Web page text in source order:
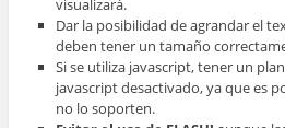
visualizará.
Dar la posibilidad de agrandar el
deben tener un tamaño
Si se utiliza javascript, tener un
javascript desactivado, ya que es
no lo soporten.